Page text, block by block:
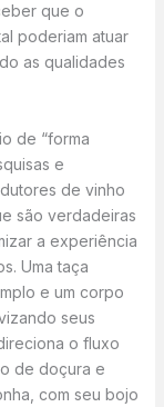
que o
poderiam atuar
as qualidades
de “forma
e
de vinho
são verdadeiras
a experiência
Uma taça
e um corpo
seus
o fluxo
de doçura e
com seu bojo